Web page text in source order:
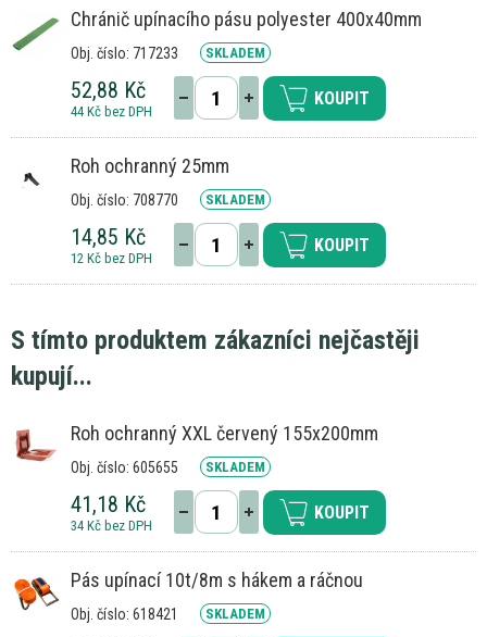
Chránič upínacího pásu polyester 400x40mm
Obj. číslo: 717233 SKLADEM
52,88 Kč
44 Kč bez DPH
KOUPIT
Roh ochranný 25mm
Obj. číslo: 708770 SKLADEM
14,85 Kč
12 Kč bez DPH
KOUPIT
S tímto produktem zákazníci nejčastěji
kupují...
Roh ochranný XXL červený 155x200mm
Obj. číslo: 605655 SKLADEM
41,18 Kč
34 Kč bez DPH
KOUPIT
Pás upínací 10t/8m s hákem a ráčnou
Obj. číslo: 618421 SKLADEM